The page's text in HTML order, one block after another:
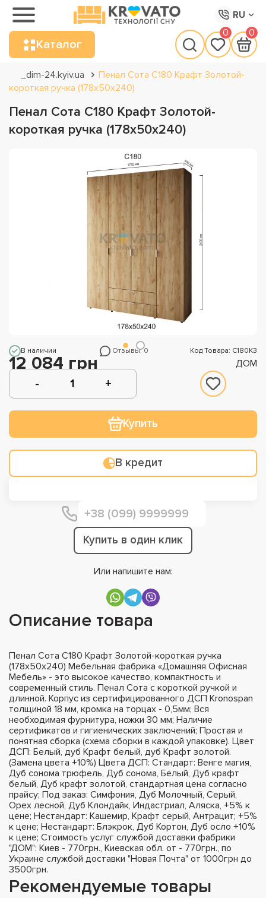
RU
Каталог
0 0
_dim-24.kyiv.ua
Пенал Сота С180 Крафт Золотой-
короткая ручка (178х50х240)
Пенал Сота С180 Крафт Золотой-
короткая ручка (178х50х240)
В наличии Отзывы: 0 Код Товара: С180КЗ
12 084 грн ДОМ
Купить
В кредит
Купить в один клик
Или напишите нам:
Описание товара
Пенал Сота С180 Крафт Золотой-короткая ручка
(178х50х240) Мебельная фабрика «Домашняя Офисная
Мебель» - это высокое качество, компактность и
современный стиль. Пенал Сота с короткой ручкой и
длинной. Корпус из сертифицированного ДСП Kronospan
толщиной 18 мм, кромка на торцах - 0,5мм; Вся
необходимая фурнитура, ножки 30 мм; Наличие
сертификатов и гигиенических заключений; Простая и
понятная сборка (схема сборки в каждой упаковке). Цвет
ДСП: Белый, дуб Крафт белый, дуб Крафт золотой.
(Замена цвета +10%) Цвета ДСП: Стандарт: Венге магия,
Дуб сонома трюфель, Дуб сонома, Белый, Дуб крафт
белый, Дуб крафт золотой, стандартная цена согласно
прайсу; Под заказ: Симфония, Дуб Молочный, Серый,
Орех лесной, Дуб Клондайк, Индастриал, Аляска, +5% к
цене; Нестандарт: Кашемир, Крафт серый, Антрацит; +5%
к цене; Нестандарт: Блэкрок, Дуб Кортон, Дуб осло +10%
к цене; Стоимость услуг службой доставки фабрики
"ДОМ": Киев - 770грн., Киевская обл. от - 770грн., по
Украине службой доставки "Новая Почта" от 1000грн до
3500грн.
Рекомендуемые товары